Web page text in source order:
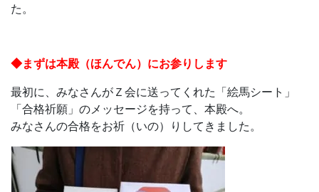
た。
◆まずは本殿（ほんでん）にお参りします
最初に、みなさんがＺ会に送ってくれた「絵馬シート」
「合格祈願」のメッセージを持って、本殿へ。
みなさんの合格をお祈（いの）りしてきました。